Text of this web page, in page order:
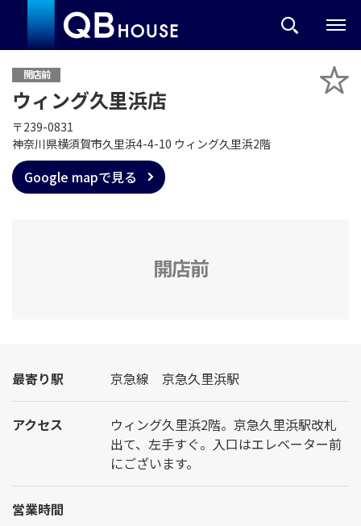
開店前
ウィング久里浜店
〒239-0831
神奈川県横須賀市久里浜4-4-10 ウィング久里浜2階
Google mapで見る
開店前
最寄り駅 京急線 京急久里浜駅
アクセス
ウィング久里浜2階。京急久里浜駅改札
出て、左手すぐ。入口はエレベーター前
にございます。
営業時間